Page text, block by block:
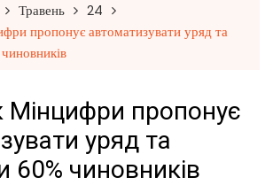
Травень
24
пропонує автоматизувати уряд та
Мінцифри пропонує
уряд та
60% чиновників